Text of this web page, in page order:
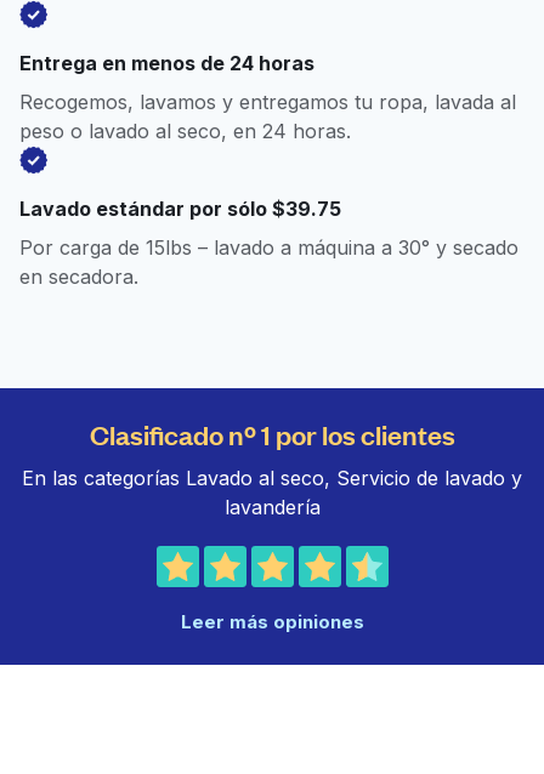
Entrega en menos de 24 horas
Recogemos, lavamos y entregamos tu ropa, lavada al
peso o lavado al seco, en 24 horas.
Lavado estándar por sólo $39.75
Por carga de 15lbs – lavado a máquina a 30° y secado
en secadora.
Clasificado nº 1 por los clientes
En las categorías Lavado al seco, Servicio de lavado y
lavandería
Leer más opiniones